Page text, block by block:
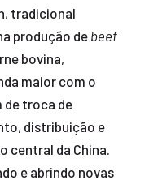
tradicional
produção de beef
bovina,
maior com o
de troca de
distribuição e
central da China.
e abrindo novas